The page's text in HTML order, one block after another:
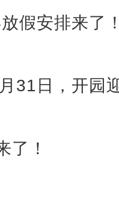
假安排来了
31日，开园
了！